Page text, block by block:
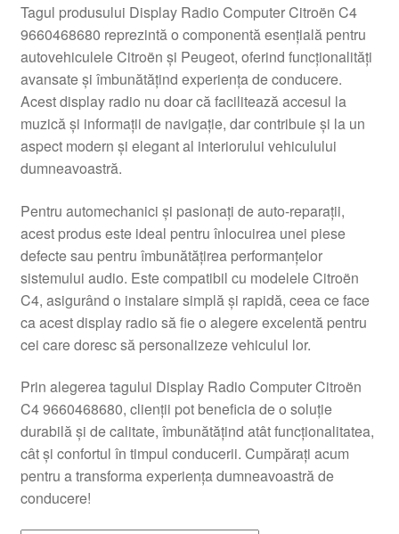
Despre noi
Finalizare comandă
Livrare
Plângere
Plățile
Politică de confidențialitate
Termeni si conditii
Tagul produsului Display Radio Computer Citroën C4
9660468680 reprezintă o componentă esențială pentru
autovehiculele Citroën și Peugeot, oferind funcționalități
avansate și îmbunătățind experiența de conducere.
Acest display radio nu doar că facilitează accesul la
muzică și informații de navigație, dar contribuie și la un
aspect modern și elegant al interiorului vehiculului
dumneavoastră.
Pentru automechanici și pasionați de auto-reparații,
acest produs este ideal pentru înlocuirea unei piese
defecte sau pentru îmbunătățirea performanțelor
sistemului audio. Este compatibil cu modelele Citroën
C4, asigurând o instalare simplă și rapidă, ceea ce face
ca acest display radio să fie o alegere excelentă pentru
cei care doresc să personalizeze vehiculul lor.
Prin alegerea tagului Display Radio Computer Citroën
C4 9660468680, clienții pot beneficia de o soluție
durabilă și de calitate, îmbunătățind atât funcționalitatea,
cât și confortul în timpul conducerii. Cumpărați acum
pentru a transforma experiența dumneavoastră de
conducere!